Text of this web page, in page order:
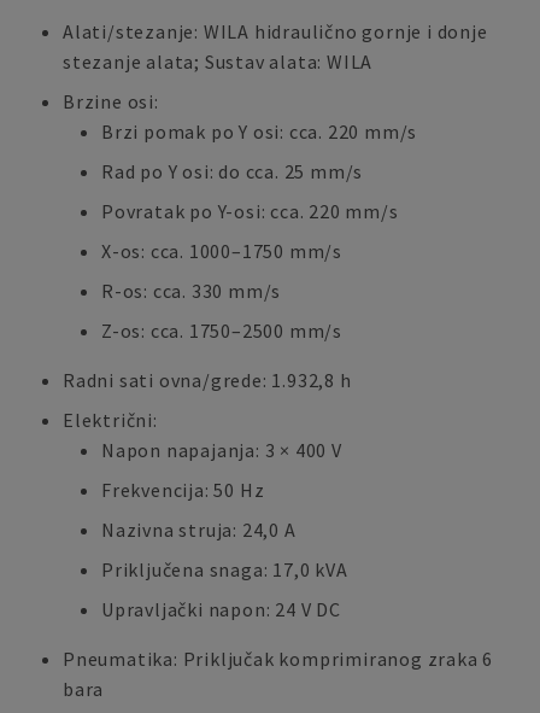
Alati/stezanje: WILA hidraulično gornje i donje
stezanje alata; Sustav alata: WILA
Brzine osi:
Brzi pomak po Y osi: cca. 220 mm/s
Rad po Y osi: do cca. 25 mm/s
Povratak po Y-osi: cca. 220 mm/s
X-os: cca. 1000–1750 mm/s
R-os: cca. 330 mm/s
Z-os: cca. 1750–2500 mm/s
Radni sati ovna/grede: 1.932,8 h
Električni:
Napon napajanja: 3 × 400 V
Frekvencija: 50 Hz
Nazivna struja: 24,0 A
Priključena snaga: 17,0 kVA
Upravljački napon: 24 V DC
Pneumatika: Priključak komprimiranog zraka 6
bara